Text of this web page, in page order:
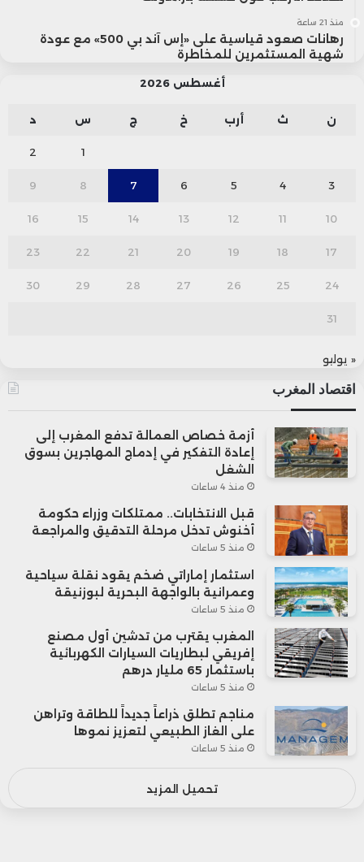
منذ 21 ساعة
رهانات صعود قياسية على «إس آند بي 500» مع عودة
شهية المستثمرين للمخاطرة
أغسطس 2026
ن ث أرب خ ج س د
1
2
3
4
5
6
7
8
9
10
11
12
13
14
15
16
17
18
19
20
21
22
23
24
25
26
27
28
29
30
31
« يوليو
اقتصاد المغرب
أزمة خصاص العمالة تدفع المغرب إلى
إعادة التفكير في إدماج المهاجرين بسوق
الشغل
منذ 4 ساعات
قبل الانتخابات.. ممتلكات وزراء حكومة
أخنوش تدخل مرحلة التدقيق والمراجعة
منذ 5 ساعات
استثمار إماراتي ضخم يقود نقلة سياحية
وعمرانية بالواجهة البحرية لبوزنيقة
منذ 5 ساعات
المغرب يقترب من تدشين أول مصنع
إفريقي لبطاريات السيارات الكهربائية
باستثمار 65 مليار درهم
منذ 5 ساعات
مناجم تطلق ذراعاً جديداً للطاقة وتراهن
على الغاز الطبيعي لتعزيز نموها
منذ 5 ساعات
تحميل المزيد